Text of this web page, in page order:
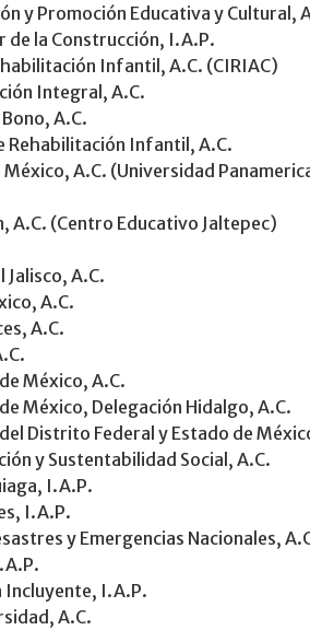
y Promoción Educativa y Cultural,
de la Construcción, I.A.P.
Infantil, A.C. (CIRIAC)
Integral, A.C.
A.C.
Rehabilitación Infantil, A.C.
A.C. (Universidad
A.C. (Centro Educativo Jaltepec)
A.C.
A.C.
A.C.
México, A.C.
México, Delegación Hidalgo, A.C.
Distrito Federal y Estado de
y Sustentabilidad Social, A.C.
I.A.P.
I.A.P.
y Emergencias Nacionales,
Incluyente, I.A.P.
A.C.